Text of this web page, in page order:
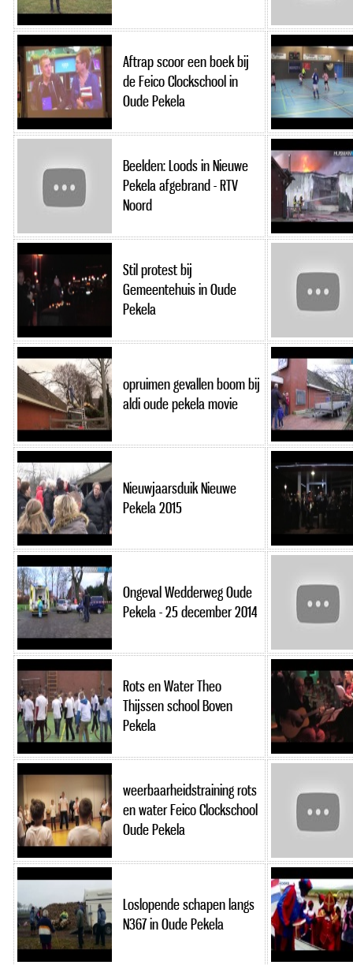
Aftrap scoor een boek bij
de Feico Clockschool in
Oude Pekela
Beelden: Loods in Nieuwe
Pekela afgebrand - RTV
Noord
Stil protest bij
Gemeentehuis in Oude
Pekela
opruimen gevallen boom bij
aldi oude pekela movie
Nieuwjaarsduik Nieuwe
Pekela 2015
Ongeval Wedderweg Oude
Pekela - 25 december 2014
Rots en Water Theo
Thijssen school Boven
Pekela
weerbaarheidstraining rots
en water Feico Clockschool
Oude Pekela
Loslopende schapen langs
N367 in Oude Pekela